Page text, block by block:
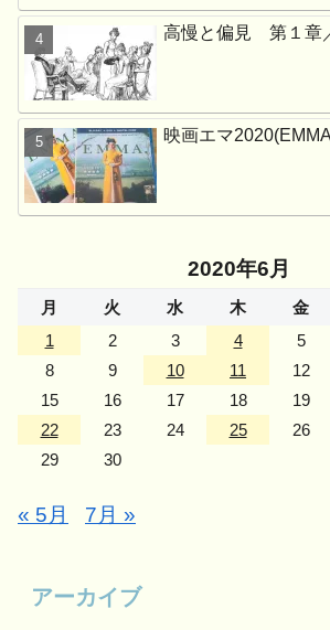
高慢と偏見 第１章
映画エマ
2020年6月
月 火 水 木 金
1
2 3 4 5
8
9 10 11 12
15
16 17 18 19
22
23 24 25 26
29
30
« 5月 7月 »
アーカイブ